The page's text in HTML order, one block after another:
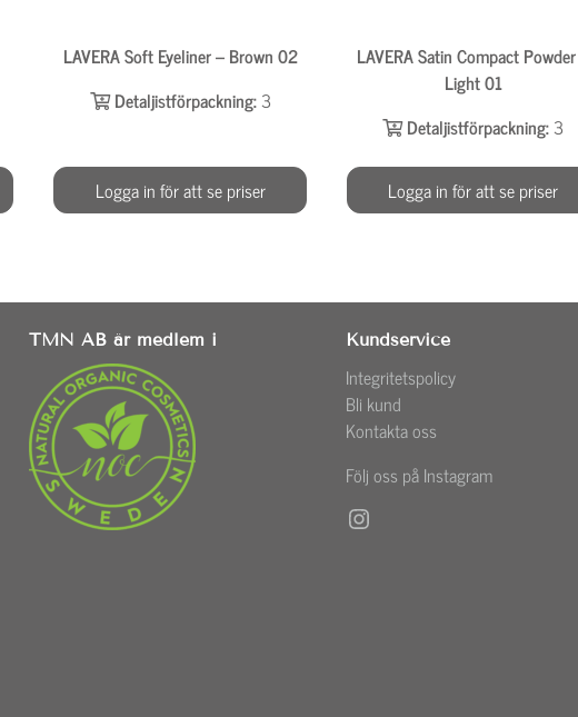
LAVERA Soft Eyeliner – Brown 02
Detaljistförpackning:3
Logga in för att se priser
LAVERA Satin Compact
Light 01
Detaljistförpackning:3
Logga in för att se priser
TMN AB är medlem i Kundservice
Integritetspolicy
Bli kund
Kontakta oss
Följ oss på Instagram
Instagram